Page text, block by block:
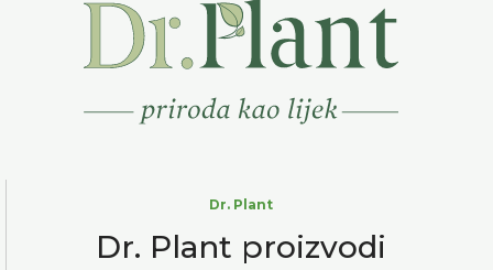
Dr. Plant
Dr. Plant proizvodi